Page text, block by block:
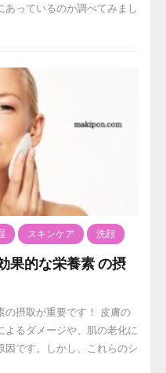
っているのか調べてみまし
スキンケア 洗顔
果的な栄養素 の摂
の摂取が重要です！ 皮膚の
るダメージや、肌の老化に
因です。しかし、これらのシ